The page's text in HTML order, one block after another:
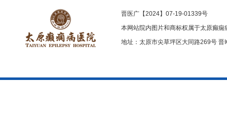
晋医广【2024】07-19-01339号
本网站院内图片和商标权属于太原癫
地址：太原市尖草坪区大同路269号 晋